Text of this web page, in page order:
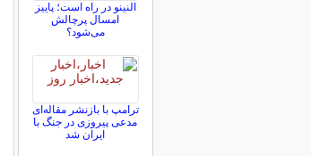
النینو در راه است؛ پاییز
امسال پرچالش
می‌شود؟
ترامپ با بازنشر مقاله‌ای
مدعی پیروزی در جنگ با
ایران شد